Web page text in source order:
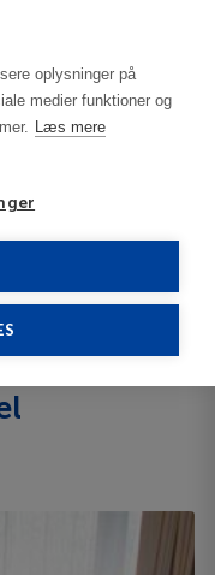
oplysninger på
medier funktioner og
Læs mere
Hotel 3***